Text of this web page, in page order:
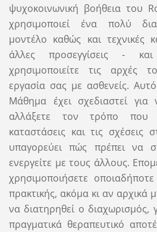
ψυχοκοινωνική βοήθεια του
χρησιμοποιεί ένα πολύ
μοντέλο καθώς και τεχνικές
άλλες προσεγγίσεις -
χρησιμοποιείτε τις αρχές
εργασία σας με ασθενείς.
Μάθημα έχει σχεδιαστεί
αλλάξετε τον τρόπο που
καταστάσεις και τις
υπαγορεύει πώς πρέπει να
ενεργείτε με τους άλλους.
χρησιμοποιήσετε
πρακτικής, ακόμα κι αν αρχικά
να διατηρηθεί ο διαχωρισμός,
πραγματικά θεραπευτικό